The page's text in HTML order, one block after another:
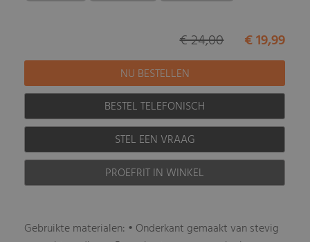
€ 19,99
€ 24,00
BESTEL TELEFONISCH
STEL EEN VRAAG
PROEFRIT IN WINKEL
Gebruikte materialen: • Onderkant gemaakt van stevig